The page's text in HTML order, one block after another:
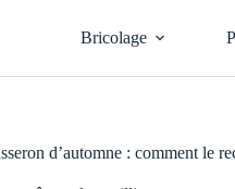
Bricolage
d’automne : comment le